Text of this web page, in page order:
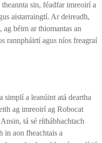
sin, féadfar imreoirí a
aistarraingtí. Ar deireadh,
béim ar thiomantas an
rannpháirtí agus níos freagraí
simplí a leanúint atá deartha
ag imreoirí ag Robocat
tá sé ríthábhachtach
in aon fheachtais a